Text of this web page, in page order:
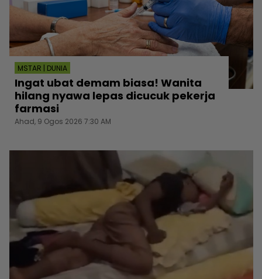
MSTAR | DUNIA
Ingat ubat demam biasa! Wanita
hilang nyawa lepas dicucuk pekerja
farmasi
Ahad, 9 Ogos 2026 7:30 AM